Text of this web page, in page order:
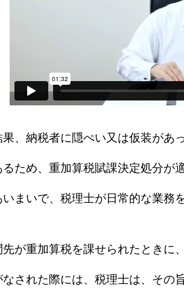
、納税者に隠ぺい又は仮装があ
ため、重加算税賦課決定処分が
まいで、税理士が日常的な業
が重加算税を課せられたときに
された際には、税理士は、そ